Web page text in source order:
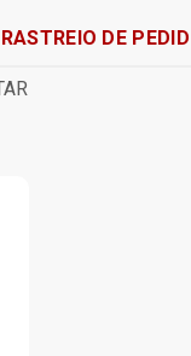
RASTREIO DE